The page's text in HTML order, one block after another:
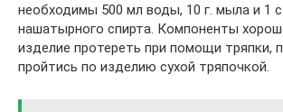
необходимы 500 мл воды, 10 г. мыла и 1
нашатырного спирта. Компоненты
изделие протереть при помощи тряпки,
пройтись по изделию сухой тряпочкой.